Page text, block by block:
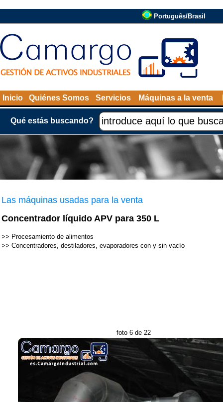
Português/Brasil
Inicio Quiénes Somos Servicios Máquinas a la venta
Qué estás buscando?
Las máquinas usadas para la venta
Concentrador líquido APV para 350 L
>> Procesamiento de alimentos
>> Concentradores, destiladores, evaporadores con y sin vacío
foto 6 de 22